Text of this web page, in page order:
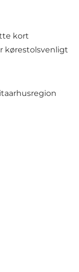
kort
kørestolsvenligt